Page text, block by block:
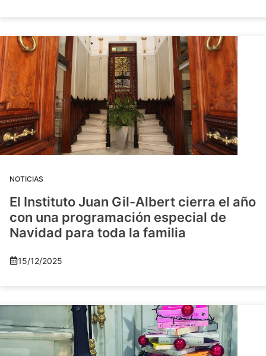
NOTICIAS
El Instituto Juan Gil-Albert cierra el año
con una programación especial de
Navidad para toda la familia
15/12/2025